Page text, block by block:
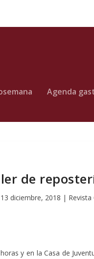
Agenda
de
13 diciembre, 2018 |
y en la Casa de